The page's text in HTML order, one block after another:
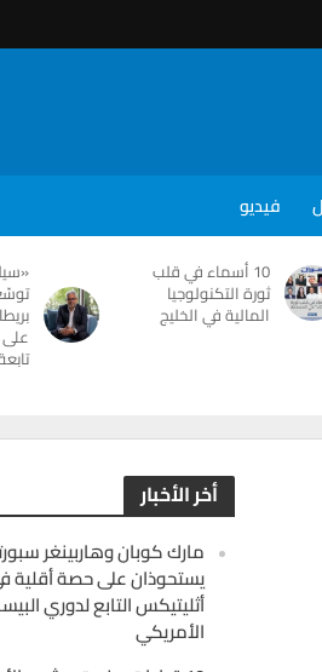
فيديو
10 أسماء في قلب
ثورة التكنولوجيا
المالية في الخليج
أخر الأخبار
مارك كوبان وهاربينغر
يستحوذان على حصة أقلية
أثليتيكس التابع لدوري
الأمريكي